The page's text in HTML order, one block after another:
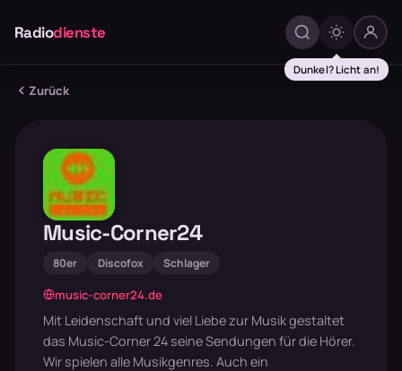
Radiodienste
Dunkel? Licht an!
Zurück
Music-Corner24
80er Discofox Schlager
music-corner24.de
Mit Leidenschaft und viel Liebe zur Musik gestaltet
das Music-Corner 24 seine Sendungen für die Hörer.
Wir spielen alle Musikgenres. Auch ein